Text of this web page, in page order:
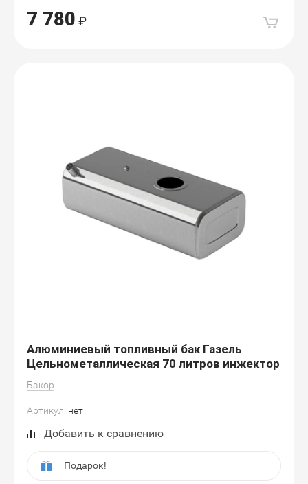
7 780
Алюминиевый топливный бак Газель
Цельнометаллическая 70 литров инжектор
Бакор
Артикул: нет
Добавить к сравнению
Подарок!